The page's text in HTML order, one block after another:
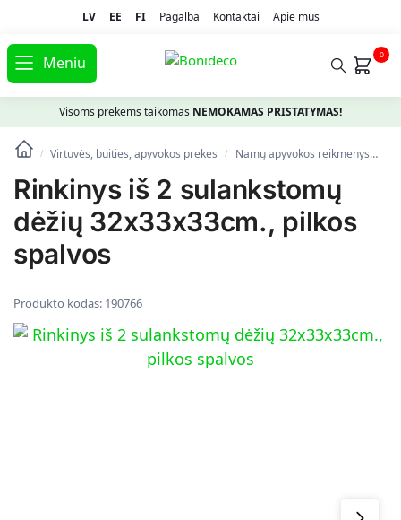
LV EE FI Pagalba Kontaktai Apie mus
Meniu 0
Visoms prekėms taikomas NEMOKAMAS PRISTATYMAS!
/ Virtuvės, buities, apyvokos prekės / Namų apyvokos reikmenys
Rinkinys iš 2 sulankstomų
dėžių 32x33x33cm., pilkos
spalvos
Produkto kodas: 190766